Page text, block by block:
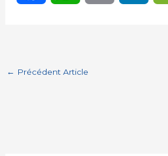
e t
← Précédent Article